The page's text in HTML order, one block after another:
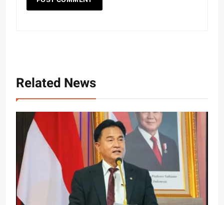
Related News